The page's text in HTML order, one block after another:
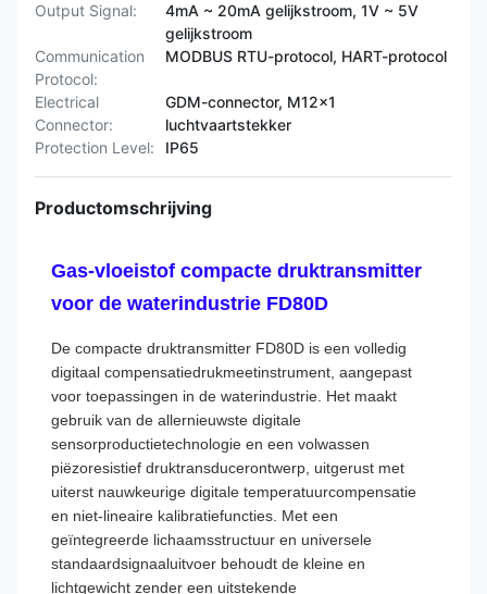
Output Signal:
4mA ~ 20mA gelijkstroom, 1V ~ 5V
gelijkstroom
Communication
Protocol:
MODBUS RTU-protocol, HART-protocol
Electrical
Connector:
GDM-connector, M12x1
luchtvaartstekker
Protection Level:
IP65
Productomschrijving
Gas-vloeistof compacte druktransmitter
voor de waterindustrie FD80D
De compacte druktransmitter FD80D is een volledig
digitaal compensatiedrukmeetinstrument, aangepast
voor toepassingen in de waterindustrie. Het maakt
gebruik van de allernieuwste digitale
sensorproductietechnologie en een volwassen
piëzoresistief druktransducerontwerp, uitgerust met
uiterst nauwkeurige digitale temperatuurcompensatie
en niet-lineaire kalibratiefuncties. Met een
geïntegreerde lichaamsstructuur en universele
standaardsignaaluitvoer behoudt de kleine en
lichtgewicht zender een uitstekende